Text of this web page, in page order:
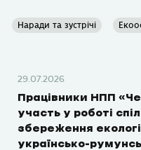
Наради та зустрічі
29.07.2026
Працівники НПП
участь у роботі
збереження
українсько-